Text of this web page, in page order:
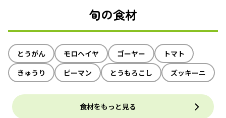
旬の食材
とうがん モロヘイヤ ゴーヤー
トマト
きゅうり
ピーマン とうもろこし ズッキーニ
食材をもっと見る